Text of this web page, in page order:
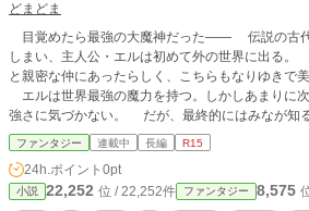
どまどま
目覚めたら最強の大魔神だった―― 伝説の古代竜をなりゆきで奴隷にして
しまい、主人公・エルは初めて外の世界に出る。 記憶を失う前、当時は幼女
と親密な仲にあったらしく、こちらもなりゆきで
エルは世界最強の魔力を持つ。しかしあまりに
強さに気づかない。 だが、最終的にはみなが
の規格外な強さを。 彼の本当の姿に気づいた女性たちも、どんどんとエルに
惹かれていく。 失われた記憶をすこしずつ取り戻しながら、エルは気ままな
生活を送っていく。
ファンタジー 連載中 長編 R15
24h.ポイント 0pt
小説 22,252 位 / 22,252件 ファンタジー 8,575